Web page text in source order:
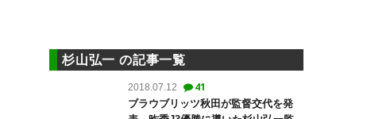
杉山弘一 の記事一覧
2018.07.12 41
ブラウブリッツ秋田が監督交代を発